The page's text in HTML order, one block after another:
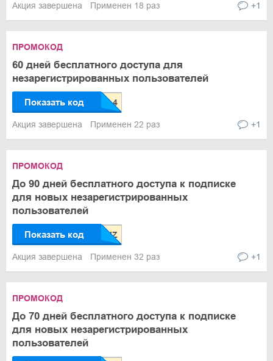
Акция завершена Применен 18 раз +1
ПРОМОКОД
60 дней бесплатного доступа для
незарегистрированных пользователей
Показать код
Акция завершена Применен 22 раз +1
ПРОМОКОД
До 90 дней бесплатного доступа к подписке
для новых незарегистрированных
пользователей
Показать код
Акция завершена Применен 32 раз +1
ПРОМОКОД
До 70 дней бесплатного доступа к подписке
для новых незарегистрированных
пользователей